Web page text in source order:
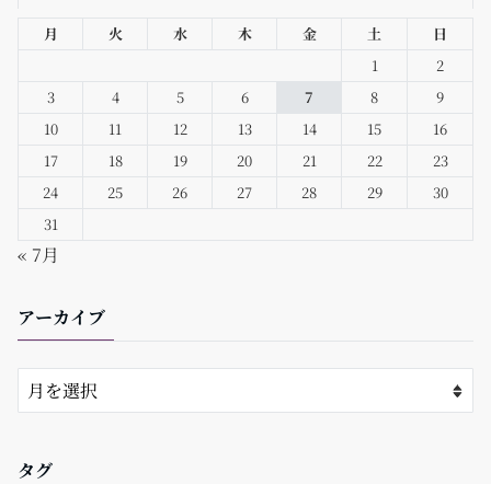
月 火 水 木 金 土
日
1
2
3
4 5 6 7 8
9
10
11 12 13 14 15
16
17
18 19 20 21 22
23
24
25 26 27 28 29
30
31
« 7月
アーカイブ
タグ